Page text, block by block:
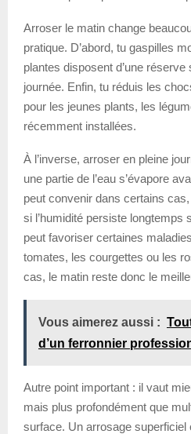
Arroser le matin change
pratique. D’abord, tu gaspilles
plantes disposent d’une
journée. Enfin, tu réduis les
pour les jeunes plants, les
récemment installées.
À l’inverse, arroser en pleine
une partie de l’eau s’évapore
peut convenir dans certains
si l’humidité persiste longtemps
peut favoriser certaines
tomates, les courgettes ou les
cas, le matin reste donc le
Vous aimerez aussi :
d’un ferronnier
Autre point important : il vaut
mais plus profondément que
surface. Un arrosage